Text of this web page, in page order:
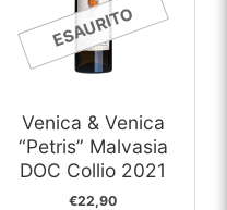
ESAURITO
Venica & Venica
“Petris” Malvasia
DOC Collio 2021
€22,90